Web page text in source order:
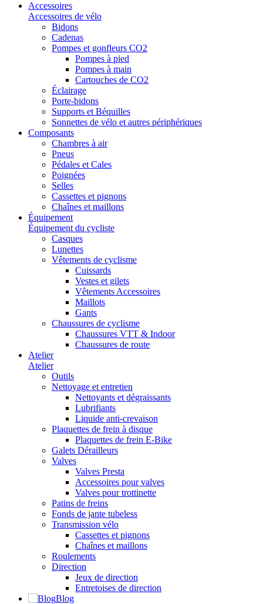
Accessoires
Accessoires de vélo
Bidons
Cadenas
Pompes et gonfleurs CO2
Pompes à pied
Pompes à main
Cartouches de CO2
Éclairage
Porte-bidons
Supports et Béquilles
Sonnettes de vélo et autres périphériques
Composants
Chambres à air
Pneus
Pédales et Cales
Poignées
Selles
Cassettes et pignons
Chaînes et maillons
Équipement
Équipement du cycliste
Casques
Lunettes
Vêtements de cyclisme
Cuissards
Vestes et gilets
Vêtements Accessoires
Maillots
Gants
Chaussures de cyclisme
Chaussures VTT & Indoor
Chaussures de route
Atelier
Atelier
Outils
Nettoyage et entretien
Nettoyants et dégraissants
Lubrifiants
Liquide anti-crevaison
Plaquettes de frein à disque
Plaquettes de frein E-Bike
Galets Dérailleurs
Valves
Valves Presta
Accessoires pour valves
Valves pour trottinette
Patins de freins
Fonds de jante tubeless
Transmission vélo
Cassettes et pignons
Chaînes et maillons
Roulements
Direction
Jeux de direction
Entretoises de direction
Blog